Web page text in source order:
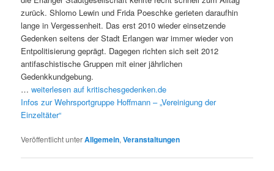
zurück. Shlomo Lewin und Frida Poeschke gerieten daraufhin
lange in Vergessenheit. Das erst 2010 wieder einsetzende
Gedenken seitens der Stadt Erlangen war immer wieder von
Entpolitisierung geprägt. Dagegen richten sich seit 2012
antifaschistische Gruppen mit einer jährlichen
Gedenkkundgebung.
…weiterlesen auf kritischesgedenken.de
Infos zur Wehrsportgruppe Hoffmann – „Vereinigung der
Einzeltäter“
Veröffentlicht unterAllgemein,Veranstaltungen